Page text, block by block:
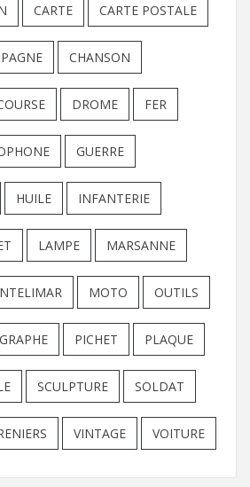
CARTE CARTE POSTALE
CHANSON
DROME FER
GUERRE
HUILE INFANTERIE
LAMPE MARSANNE
MOTO OUTILS
PICHET PLAQUE
SCULPTURE SOLDAT
VINTAGE VOITURE